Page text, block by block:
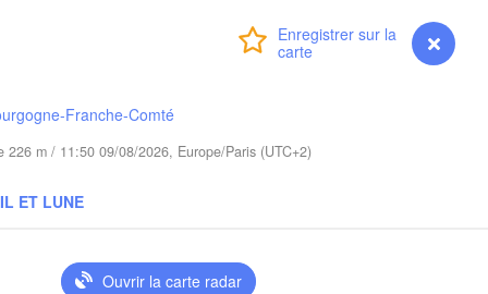
Premium myVentusky Prévisions
Franche-Comté
226 m / 11:50 09/08/2026, Europe/Paris (UTC+2)
ET LUNE
Ouvrir la carte radar
Poznań
Bydgoszcz